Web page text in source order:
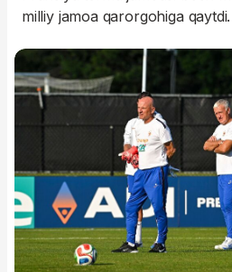
milliy jamoa qarorgohiga qaytdi.